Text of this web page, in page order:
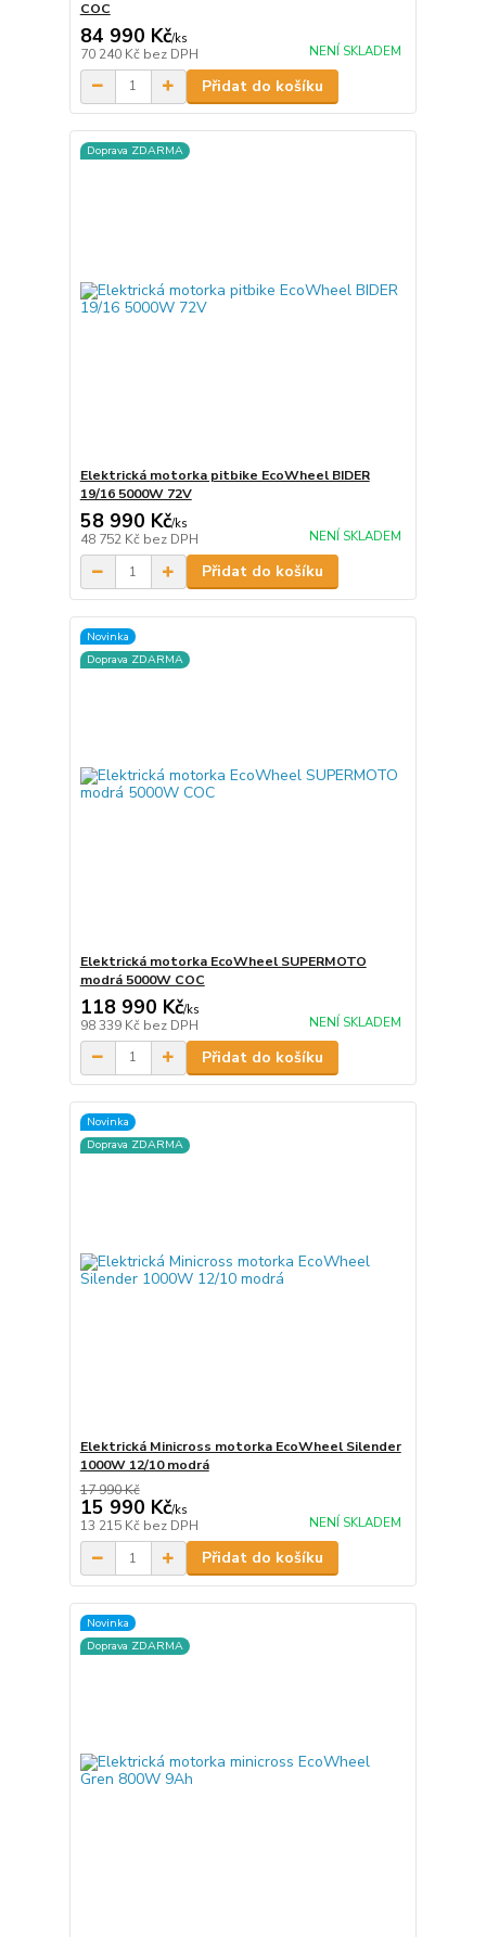
COC
84 990 Kč/ks
70 240 Kč bez DPH NENÍ SKLADEM
Přidat do košíku
Doprava ZDARMA
Elektrická motorka pitbike EcoWheel BIDER
19/16 5000W 72V
58 990 Kč/ks
48 752 Kč bez DPH NENÍ SKLADEM
Přidat do košíku
Novinka
Doprava ZDARMA
Elektrická motorka EcoWheel SUPERMOTO
modrá 5000W COC
118 990 Kč/ks
98 339 Kč bez DPH NENÍ SKLADEM
Přidat do košíku
Novinka
Doprava ZDARMA
Elektrická Minicross motorka EcoWheel Silender
1000W 12/10 modrá
17 990 Kč
15 990 Kč/ks
13 215 Kč bez DPH NENÍ SKLADEM
Přidat do košíku
Novinka
Doprava ZDARMA